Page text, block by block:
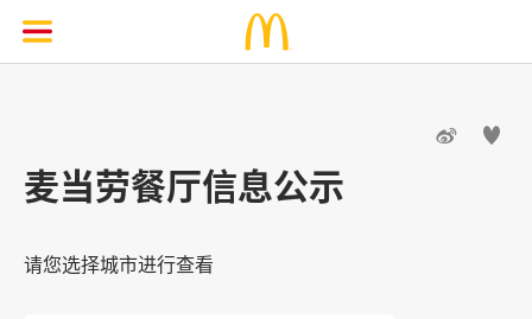
 
麦当劳餐厅信息公示
请您选择城市进行查看